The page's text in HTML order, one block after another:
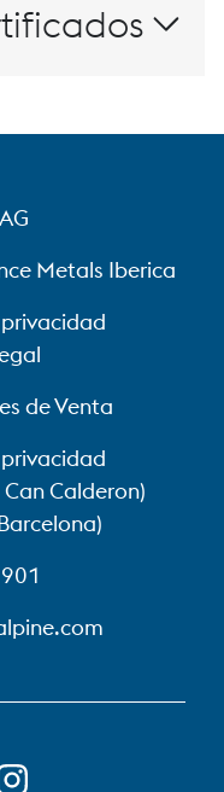
Metals Iberica
de Venta
Calderon)